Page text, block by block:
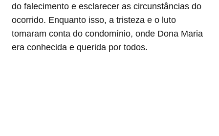
do falecimento e esclarecer as circunstâncias do
ocorrido. Enquanto isso, a tristeza e o luto
tomaram conta do condomínio, onde Dona Maria
era conhecida e querida por todos.